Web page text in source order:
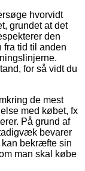
hvorvidt
grundet at det
den
fra tid til anden
for så vidt du
de mest
med købet, fx
På grund af
bevarer
bekræfte sin
man skal købe